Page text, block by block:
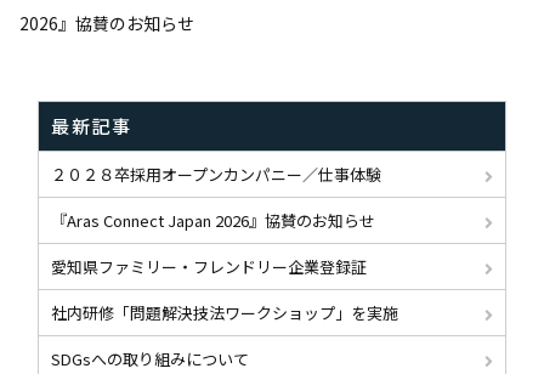
2026』協賛のお知らせ
最新記事
２０２８卒採用オープンカンパニー／仕事体験
『Aras Connect Japan 2026』協賛のお知らせ
愛知県ファミリー・フレンドリー企業登録証
社内研修「問題解決技法ワークショップ」を実施
SDGsへの取り組みについて